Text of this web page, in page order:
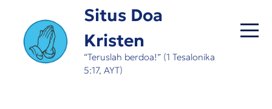
main
content
Situs Doa
Kristen
“Teruslah berdoa!” (1 Tesalonika
5:17, AYT)